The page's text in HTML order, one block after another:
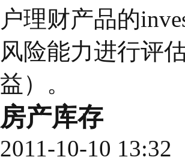
户理财产品的
风险能力进行评
益）。
房产库存
2011-10-10 13:32